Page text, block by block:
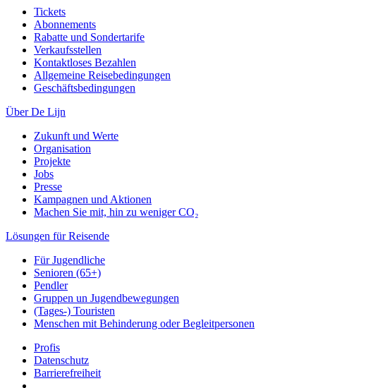
Tickets
Abonnements
Rabatte und Sondertarife
Verkaufsstellen
Kontaktloses Bezahlen
Allgemeine Reisebedingungen
Geschäftsbedingungen
Über De Lijn
Zukunft und Werte
Organisation
Projekte
Jobs
Presse
Kampagnen und Aktionen
Machen Sie mit, hin zu weniger CO₂
Lösungen für Reisende
Für Jugendliche
Senioren (65+)
Pendler
Gruppen un Jugendbewegungen
(Tages-) Touristen
Menschen mit Behinderung oder Begleitpersonen
Profis
Datenschutz
Barrierefreiheit